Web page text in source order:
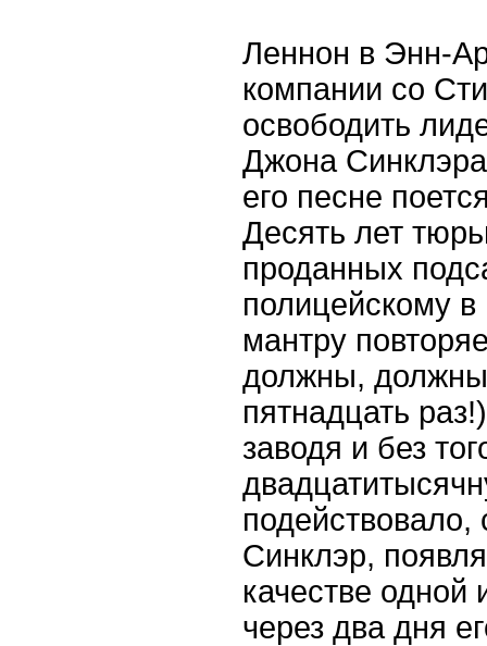
Леннон в Энн-
компании со
освободить
Джона
его песне
Десять лет
проданных
полицейскому
мантру
должны,
пятнадцать
заводя и без
Синклэр,
качестве одной
через два дня